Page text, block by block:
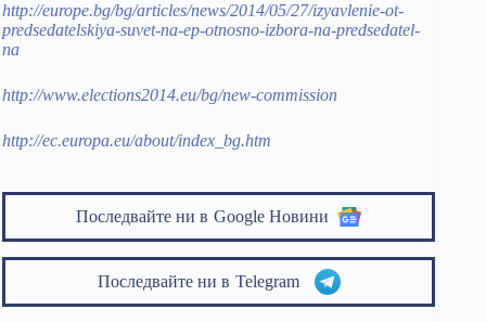
http://europe.bg/bg/articles/news/2014/05/27/izyavlenie-ot-
predsedatelskiya-suvet-na-ep-otnosno-izbora-na-predsedatel-
na
http://www.elections2014.eu/bg/new-commission
http://ec.europa.eu/about/index_bg.htm
Последвайте ни в Google Новини
Последвайте ни в Telegram